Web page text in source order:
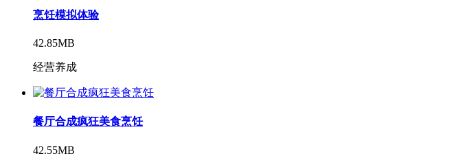
烹饪模拟体验
42.85MB
经营养成
餐厅合成疯狂美食烹饪
42.55MB